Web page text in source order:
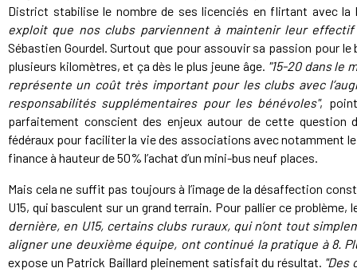
District stabilise le nombre de ses licenciés en flirtant avec la
exploit que nos clubs parviennent à maintenir leur
Sébastien Gourdel. Surtout que pour assouvir sa passion pour
plusieurs kilomètres, et ça dès le plus jeune âge. "15-20 dans le
représente un coût très important pour les clubs avec
responsabilités supplémentaires pour les bénévoles",
parfaitement conscient des enjeux autour de cette
fédéraux pour faciliter la vie des associations avec notamment
finance à hauteur de 50% l’achat d’un mini-bus neuf places.
Mais cela ne suffit pas toujours à l’image de la désaffection
U15, qui basculent sur un grand terrain. Pour pallier ce
dernière, en U15, certains clubs ruraux, qui n’ont tout
aligner une deuxième équipe, ont continué la pratique à 8.
expose un Patrick Baillard pleinement satisfait du résultat. "Des